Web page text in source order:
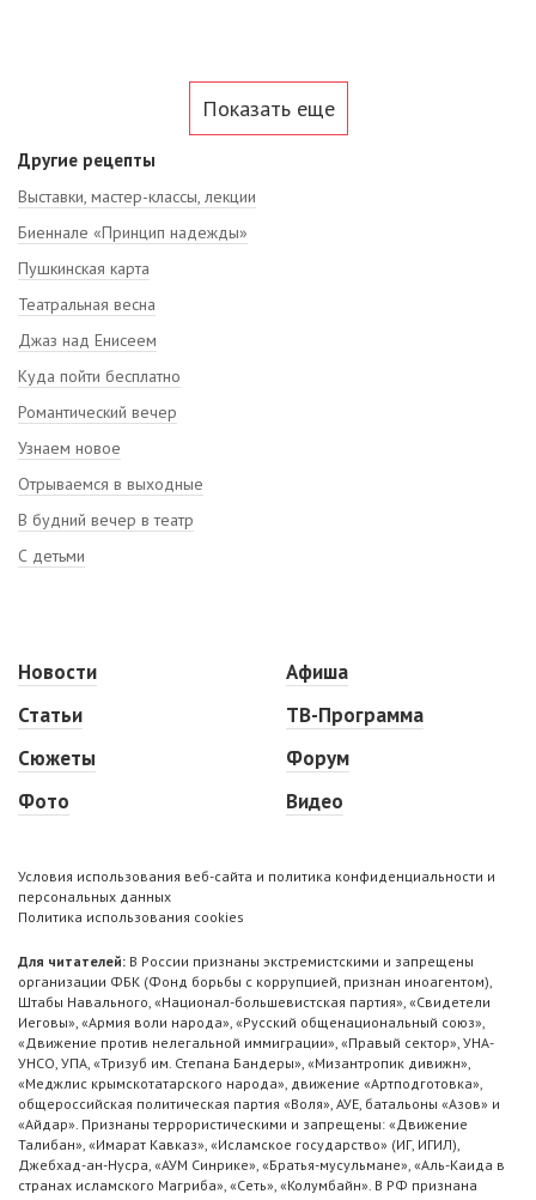
Показать еще
Другие рецепты
Выставки, мастер-классы, лекции
Биеннале «Принцип надежды»
Пушкинская карта
Театральная весна
Джаз над Енисеем
Куда пойти бесплатно
Романтический вечер
Узнаем новое
Отрываемся в выходные
В будний вечер в театр
С детьми
Новости
Статьи
Сюжеты
Фото
Афиша
ТВ-Программа
Форум
Видео
Условия использования веб-сайта и политика конфиденциальности и
персональных данных
Политика использования cookies
Для читателей: В России признаны экстремистскими и запрещены
организации ФБК (Фонд борьбы с коррупцией, признан иноагентом),
Штабы Навального, «Национал-большевистская партия», «Свидетели
Иеговы», «Армия воли народа», «Русский общенациональный союз»,
«Движение против нелегальной иммиграции», «Правый сектор», УНА-
УНСО, УПА, «Тризуб им. Степана Бандеры», «Мизантропик дивижн»,
«Меджлис крымскотатарского народа», движение «Артподготовка»,
общероссийская политическая партия «Воля», АУЕ, батальоны «Азов» и
«Айдар». Признаны террористическими и запрещены: «Движение
Талибан», «Имарат Кавказ», «Исламское государство» (ИГ, ИГИЛ),
Джебхад-ан-Нусра, «АУМ Синрике», «Братья-мусульмане», «Аль-Каида в
странах исламского Магриба», «Сеть», «Колумбайн». В РФ признана